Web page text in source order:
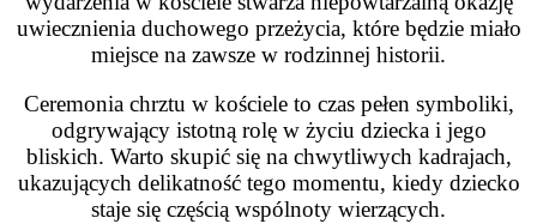
uwiecznienia duchowego przeżycia, które będzie miało
miejsce na zawsze w rodzinnej historii.
Ceremonia chrztu w kościele to czas pełen symboliki,
odgrywający istotną rolę w życiu dziecka i jego
bliskich. Warto skupić się na chwytliwych kadrajach,
ukazujących delikatność tego momentu, kiedy dziecko
staje się częścią wspólnoty wierzących.